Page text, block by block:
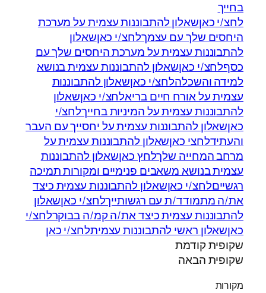
בחייך
לחצ/י כאןשאלון להתבוננות עצמית על מערכת
היחסים שלך עם עצמךלחצ/י כאןשאלון
להתבוננות עצמית על מערכת היחסים שלך עם
כסףלחצ/י כאןשאלון להתבוננות עצמית בנושא
למידה והשכלהלחצ/י כאןשאלון להתבוננות
עצמית על אורח חיים בריאלחצ/י כאןשאלון
להתבוננות עצמית על המיניות בחייךלחצ/י
כאןשאלון להתבוננות עצמית על יחסייך עם העבר
והעתידלחצי כאןשאלון להתבוננות עצמית על
מרחב המחייה שלךלחץ כאןשאלון להתבוננות
עצמית בנושא משאבים פנימיים ומקורות תמיכה
רגשייםלחצ/י כאןשאלון להתבוננות עצמית כיצד
את/ה מתמודד/ת עם רגשותייךלחצ/י כאןשאלון
להתבוננות עצמית כיצד את/ה קמ/ה בבוקרלחצ/י
כאןשאלון ראשי להתבוננות עצמיתלחצ/י כאן
שקופית קודמת
שקופית הבאה
מקורות